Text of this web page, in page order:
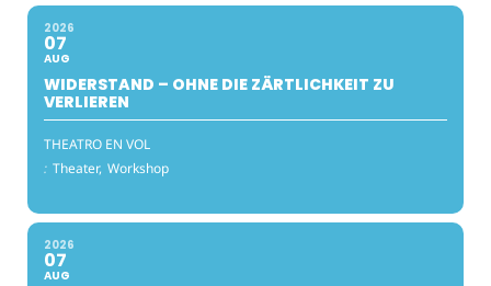
2026
07
AUG
WIDERSTAND – OHNE DIE ZÄRTLICHKEIT ZU
VERLIEREN
THEATRO EN VOL
: Theater, Workshop
2026
07
AUG